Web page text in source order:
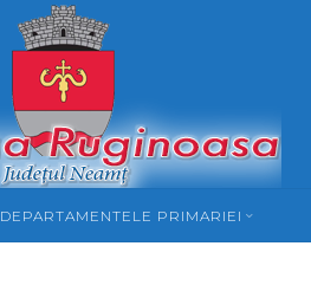
DEPARTAMENTELE PRIMARIEI